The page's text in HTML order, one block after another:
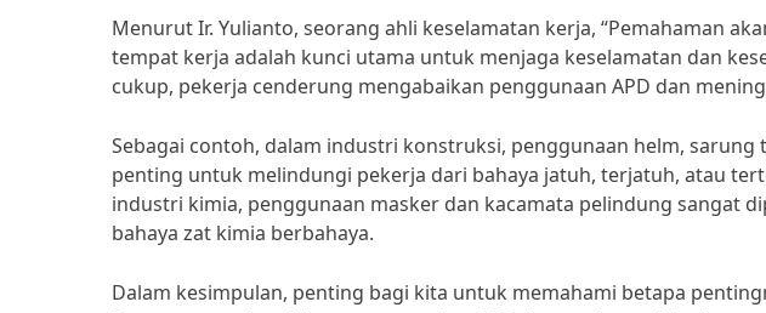
Menurut Ir. Yulianto, seorang ahli keselamatan kerja, “Pemahaman
tempat kerja adalah kunci utama untuk menjaga keselamatan dan
cukup, pekerja cenderung mengabaikan penggunaan APD dan
Sebagai contoh, dalam industri konstruksi, penggunaan helm, sarung
penting untuk melindungi pekerja dari bahaya jatuh, terjatuh, atau
industri kimia, penggunaan masker dan kacamata pelindung sangat
bahaya zat kimia berbahaya.
Dalam kesimpulan, penting bagi kita untuk memahami betapa